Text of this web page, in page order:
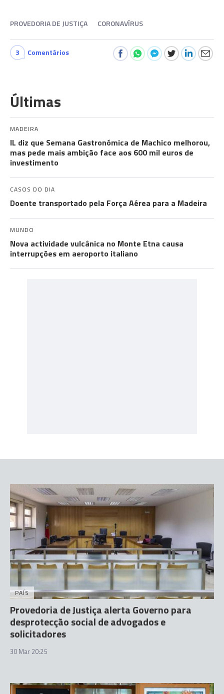
PROVEDORIA DE JUSTIÇA CORONAVÍRUS
3 Comentários
Últimas
MADEIRA
IL diz que Semana Gastronómica de Machico melhorou,
mas pede mais ambição face aos 600 mil euros de
investimento
CASOS DO DIA
Doente transportado pela Força Aérea para a Madeira
MUNDO
Nova actividade vulcânica no Monte Etna causa
interrupções em aeroporto italiano
PAÍS
Provedoria de Justiça alerta Governo para
desprotecção social de advogados e
solicitadores
30 Mar 20:25